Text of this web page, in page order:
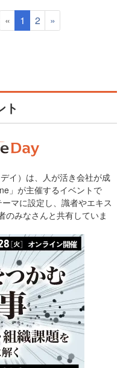
« 1 2 »
ト
イ）は、人が活き会社が成
」が主催するイベントで
マに設定し、識者やエキス
のみなさんと共有していま